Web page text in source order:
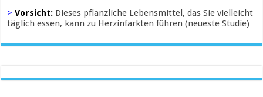
> Vorsicht: Dieses pflanzliche Lebensmittel, das Sie vielleicht
täglich essen, kann zu Herzinfarkten führen (neueste Studie)